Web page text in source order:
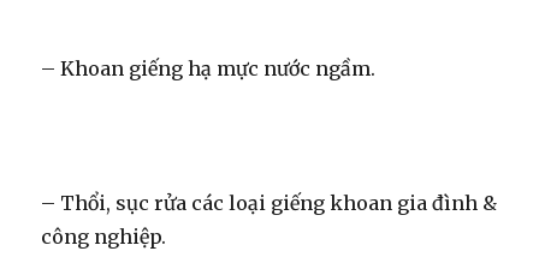
– Khoan giếng hạ mực nước ngầm.
– Thổi, sục rửa các loại giếng khoan gia đình &
công nghiệp.